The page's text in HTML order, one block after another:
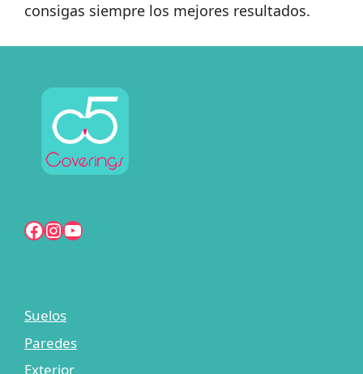
consigas siempre los mejores resultados.
Facebook
Instagram
YouTube
Suelos
Paredes
Exterior